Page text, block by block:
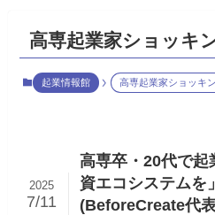
高専起業家ショッキ
起業情報館 高専起業家ショッキ
高専卒・20代で起
資エコシステムを
(BeforeCreate代
2025
7/11